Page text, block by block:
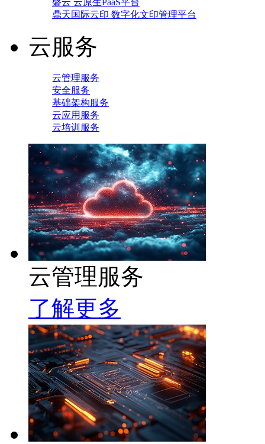
磐云 云原生PaaS平台
鼎天国际云印 数字化文印管理平台
云服务
云管理服务
安全服务
基础架构服务
云应用服务
云培训服务
云管理服务
了解更多